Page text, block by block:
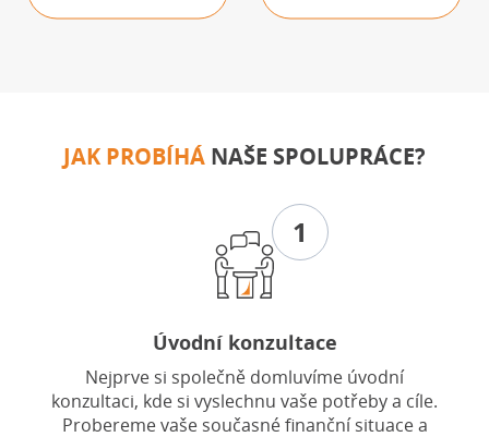
JAK PROBÍHÁ NAŠE SPOLUPRÁCE?
1
Úvodní konzultace
Nejprve si společně domluvíme úvodní
konzultaci, kde si vyslechnu vaše potřeby a cíle.
Probereme vaše současné finanční situace a